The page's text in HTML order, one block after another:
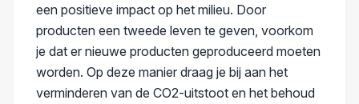
een positieve impact op het milieu. Door
producten een tweede leven te geven, voorkom
je dat er nieuwe producten geproduceerd moeten
worden. Op deze manier draag je bij aan het
verminderen van de CO2-uitstoot en het behoud